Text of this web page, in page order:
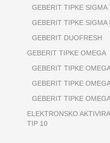
GEBERIT TIPKE SIGMA
GEBERIT TIPKE SIGMA
GEBERIT DUOFRESH
GEBERIT TIPKE OMEGA
GEBERIT TIPKE
GEBERIT TIPKE
GEBERIT TIPKE
ELEKTRONSKO
TIP 10